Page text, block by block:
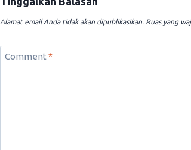
Alamat email Anda tidak akan dipublikasikan. Ruas yang
Comment *